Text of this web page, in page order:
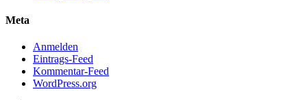
Meta
Anmelden
Eintrags-Feed
Kommentar-Feed
WordPress.org